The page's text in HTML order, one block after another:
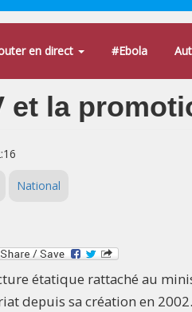
en direct #Ebola
la
National
étatique rattaché au
depuis sa création en 2002.